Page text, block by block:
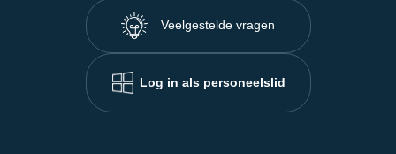
Veelgestelde vragen
Log in als personeelslid